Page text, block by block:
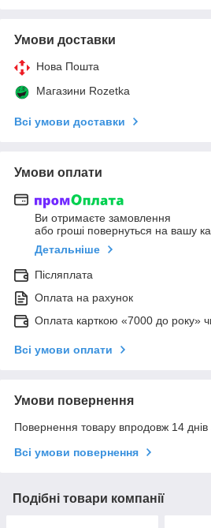
Умови доставки
Нова Пошта
Магазини Rozetka
Всі умови доставки
Умови оплати
Ви отримаєте замовлення
або гроші повернуться на вашу
Детальніше
Післяплата
Оплата на рахунок
Оплата карткою «7000 до року»
Всі умови оплати
Умови повернення
Повернення товару впродовж 14 днів
Всі умови повернення
Подібні товари компанії